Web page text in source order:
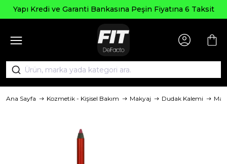
Yapı Kredi ve Garanti Bankasına Peşin Fiyatına 6 Taksit
Ana Sayfa Kozmetik - Kişisel Bakım Makyaj Dudak Kalemi